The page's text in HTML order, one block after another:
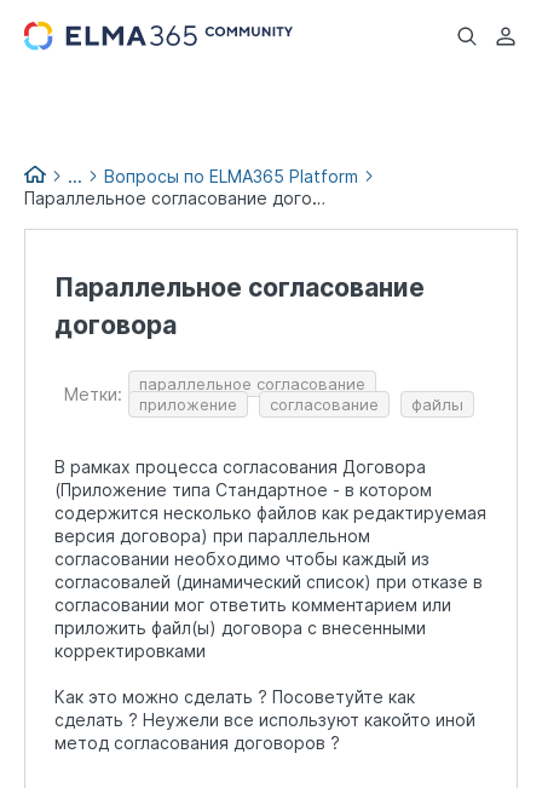
...
...
Вопросы по ELMA365 Platform
Параллельное согласование договора
Параллельное согласование
договора
Метки:
параллельное согласование
приложение
согласование файлы
В рамках процесса согласования Договора
(Приложение типа Стандартное - в котором
содержится несколько файлов как редактируемая
версия договора) при параллельном
согласовании необходимо чтобы каждый из
согласовалей (динамический список) при отказе в
согласовании мог ответить комментарием или
приложить файл(ы) договора с внесенными
корректировками
Как это можно сделать ? Посоветуйте как
сделать ? Неужели все используют какойто иной
метод согласования договоров ?